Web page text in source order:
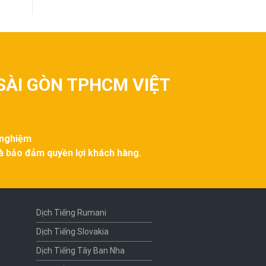
GÒN TPHCM VIỆT
đảm quyền lợi khách hàng.
Dịch Tiếng Rumani
Dịch Tiếng Slovakia
Dịch Tiếng Tây Ban Nha